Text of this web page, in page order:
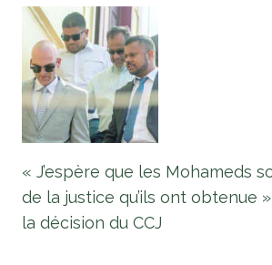
« J’espère que les Mohameds
de la justice qu’ils ont obtenue
la décision du CCJ